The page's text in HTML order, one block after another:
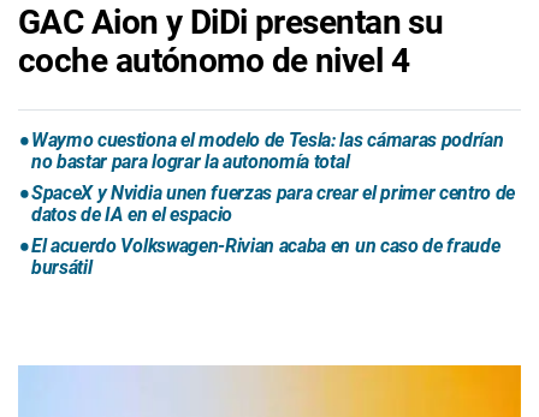
GAC Aion y DiDi presentan su
coche autónomo de nivel 4
Waymo cuestiona el modelo de Tesla: las cámaras podrían
no bastar para lograr la autonomía total
SpaceX y Nvidia unen fuerzas para crear el primer centro de
datos de IA en el espacio
El acuerdo Volkswagen-Rivian acaba en un caso de fraude
bursátil